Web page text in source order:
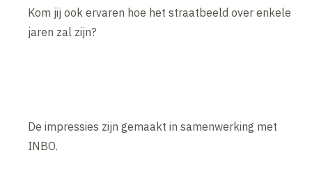
Kom jij ook ervaren hoe het straatbeeld over enkele
jaren zal zijn?
De impressies zijn gemaakt in samenwerking met
INBO.